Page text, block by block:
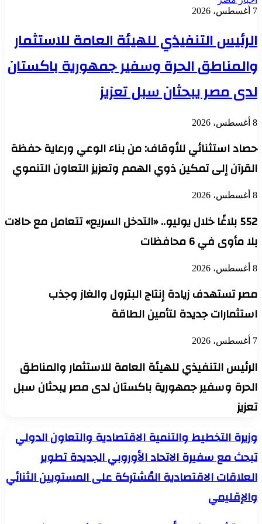
7 أغسطس، 2026
الرئيس التنفيذي للهيئة العامة للاستثمار
والمناطق الحرة وسفير جمهورية باكستان
لدى مصر يبحثان سبل تعزيز
8 أغسطس، 2026
حصاد استثنائي للأوقاف: من بناء الوعي ورعاية حفظة
القرآن إلى تمكين ذوي الهمم وتعزيز التعاون التنموي
8 أغسطس، 2026
552 بلاغًا خلال يوليو.. «التدخل السريع» تتعامل مع حالات
بلا مأوى في 6 محافظات
8 أغسطس، 2026
مصر تستهدف زيادة إنتاج البترول والغاز وجذب
استثمارات جديدة لتأمين الطاقة
7 أغسطس، 2026
الرئيس التنفيذي للهيئة العامة للاستثمار والمناطق
الحرة وسفير جمهورية باكستان لدى مصر يبحثان سبل
تعزيز
وزيرة
التخطيط
والتنمية
الاقتصادية
والتعاون
تبحث
سفيرة
وزيرة التخطيط والتنمية الاقتصادية والتعاون الدولي
تبحث مع سفيرة الاتحاد الأوروبي الجديدة تطوير
العلاقات الاقتصادية المُشتركة على المستويين الثنائي
والإقليمي